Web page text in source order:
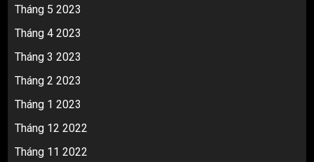
Tháng 5 2023
Tháng 4 2023
Tháng 3 2023
Tháng 2 2023
Tháng 1 2023
Tháng 12 2022
Tháng 11 2022